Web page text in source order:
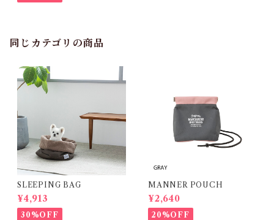
同じカテゴリの商品
SLEEPING BAG
¥4,913
30%OFF
MANNER POUCH
¥2,640
20%OFF